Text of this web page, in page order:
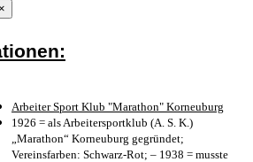
×
Arbeiter Sport Klub "Marathon" Korneuburg
1926 = als Arbeitersportklub (A. S. K.)
„Marathon“ Korneuburg gegründet;
Vereinsfarben: Schwarz-Rot; – 1938 = musste